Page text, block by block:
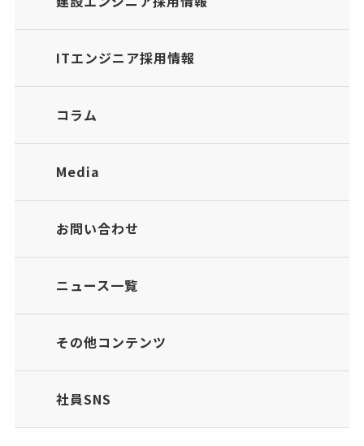
ITエンジニア採用情報
コラム
Media
お問い合わせ
ニュース一覧
その他コンテンツ
社員SNS